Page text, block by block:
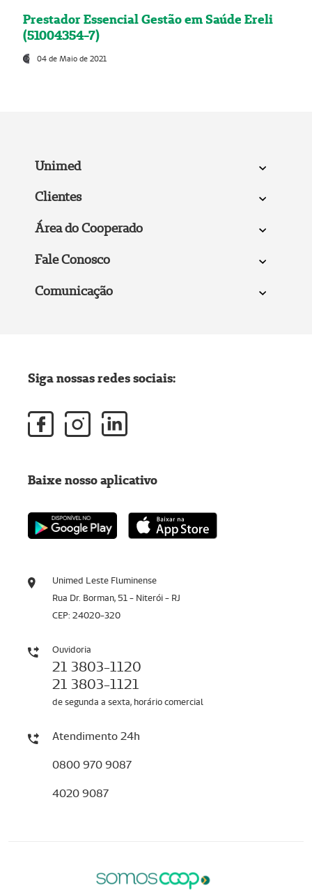
Prestador Essencial Gestão em Saúde Ereli
(51004354-7)
04 de Maio de 2021
Unimed
Clientes
Área do Cooperado
Fale Conosco
Comunicação
Unimed Leste Fluminense
Rua Dr. Borman, 51 - Niterói - RJ
CEP: 24020-320
Ouvidoria
21 3803-1120
21 3803-1121
de segunda a sexta, horário comercial
Atendimento 24h
0800 970 9087
4020 9087
Siga nossas redes sociais:
Baixe nosso aplicativo